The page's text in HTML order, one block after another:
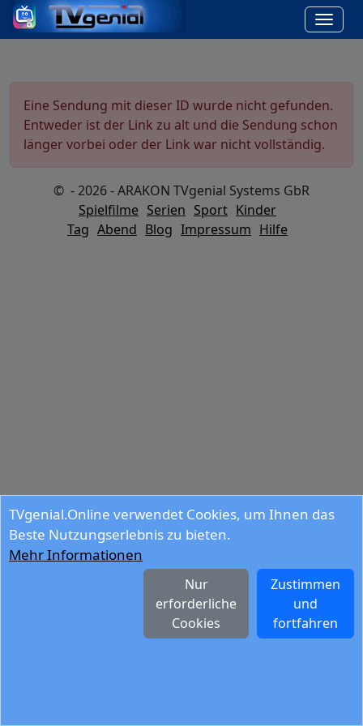
TVgenial.Online verwendet Cookies, um Ihnen das
Beste Nutzungserlebnis zu bieten.
Mehr Informationen
Zustimmen
und
fortfahren
Nur
erforderliche
Cookies
Eine Sendung mit dieser ID wurde nicht gefunden.
Entweder ist der Link zu alt und die Sendung schon
länger vorbei oder der Link war nicht vollständig.
© - 2026 - ARAKON TVgenial Systems GbR
Spielfilme Serien Sport Kinder
Tag Abend Blog Impressum Hilfe